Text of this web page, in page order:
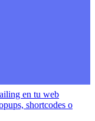
en tu web
shortcodes o